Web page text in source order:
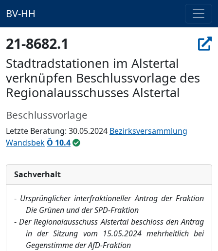
BV-HH
21-8682.1
Stadtradstationen im Alstertal
verknüpfen Beschlussvorlage des
Regionalausschusses Alstertal
Beschlussvorlage
Letzte Beratung: 30.05.2024 Bezirksversammlung
Wandsbek Ö 10.4
Sachverhalt
- Ursprünglicher interfraktioneller Antrag der Fraktion
Die Grünen und der SPD-Fraktion
- Der Regionalausschuss Alstertal beschloss den Antrag
in der Sitzung vom 15.05.2024 mehrheitlich bei
Gegenstimme der AfD-Fraktion